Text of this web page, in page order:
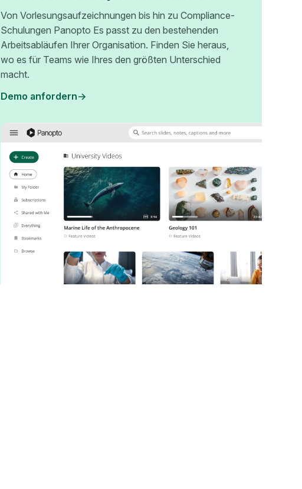
Von Vorlesungsaufzeichnungen bis hin zu Compliance-
Schulungen Panopto Es passt zu den bestehenden
Arbeitsabläufen Ihrer Organisation. Finden Sie heraus,
wo es für Teams wie Ihres den größten Unterschied
macht.
Demo anfordern